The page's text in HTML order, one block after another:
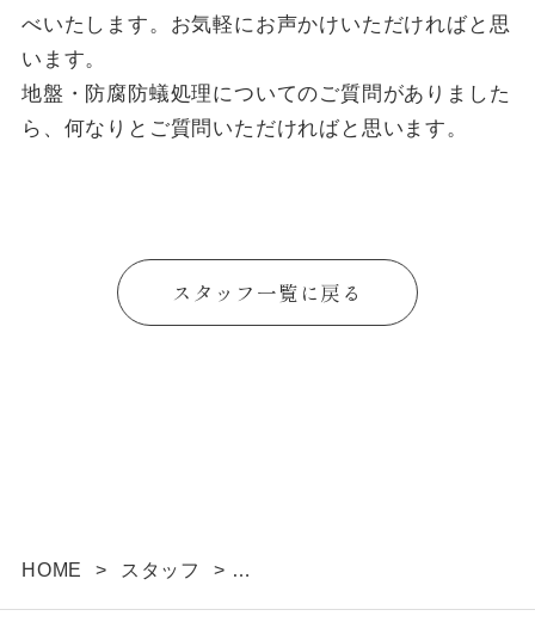
べいたします。お気軽にお声かけいただければと思
います。
地盤・防腐防蟻処理についてのご質問がありました
ら、何なりとご質問いただければと思います。
スタッフ一覧に戻る
HOME > スタッフ
>
Support／グラウンド・ワークス: 金井 儀仁